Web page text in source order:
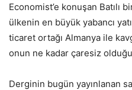
Economist’e konuşan Batılı
ülkenin en büyük yabancı
ticaret ortağı Almanya ile
onun ne kadar çaresiz
Derginin bugün yayınlanan